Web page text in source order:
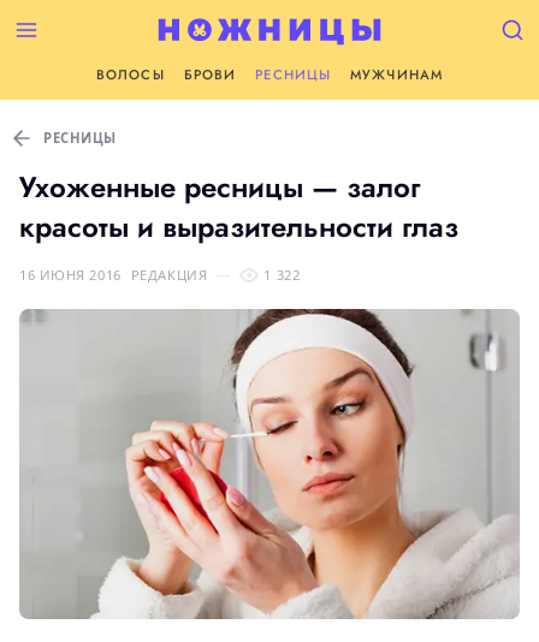
ВОЛОСЫ БРОВИ РЕСНИЦЫ МУЖЧИНАМ
РЕСНИЦЫ
Ухоженные ресницы — залог
красоты и выразительности глаз
16 ИЮНЯ 2016 РЕДАКЦИЯ 1 322